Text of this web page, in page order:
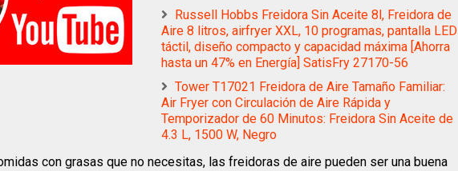
Russell Hobbs Freidora Sin Aceite 8l, Freidora de
Aire 8 litros, airfryer XXL, 10 programas, pantalla LED
táctil, diseño compacto y capacidad máxima [Ahorra
hasta un 47% en Energía] SatisFry 27170-56
Tower T17021 Freidora de Aire Tamaño Familiar:
Air Fryer con Circulación de Aire Rápida y
Temporizador de 60 Minutos: Freidora Sin Aceite de
4.3 L, 1500 W, Negro
con grasas que no necesitas, las freidoras de aire pueden ser una buena